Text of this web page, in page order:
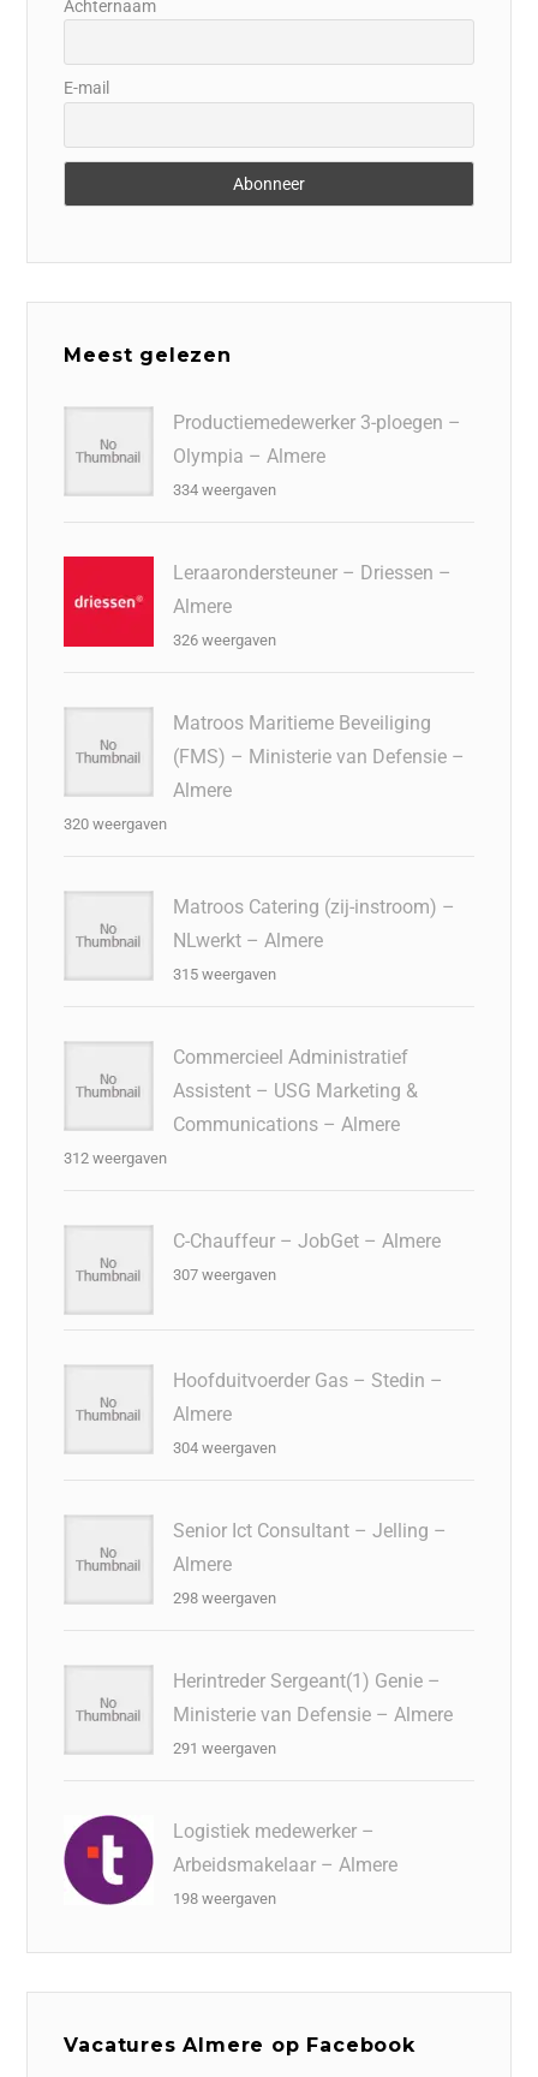
Achternaam
E-mail
Meest gelezen
Productiemedewerker 3-ploegen –
Olympia – Almere
334 weergaven
Leraarondersteuner – Driessen –
Almere
326 weergaven
Matroos Maritieme Beveiliging
(FMS) – Ministerie van Defensie –
Almere
320 weergaven
Matroos Catering (zij-instroom) –
NLwerkt – Almere
315 weergaven
Commercieel Administratief
Assistent – USG Marketing &
Communications – Almere
312 weergaven
C-Chauffeur – JobGet – Almere
307 weergaven
Hoofduitvoerder Gas – Stedin –
Almere
304 weergaven
Senior Ict Consultant – Jelling –
Almere
298 weergaven
Herintreder Sergeant(1) Genie –
Ministerie van Defensie – Almere
291 weergaven
Logistiek medewerker –
Arbeidsmakelaar – Almere
198 weergaven
Vacatures Almere op Facebook